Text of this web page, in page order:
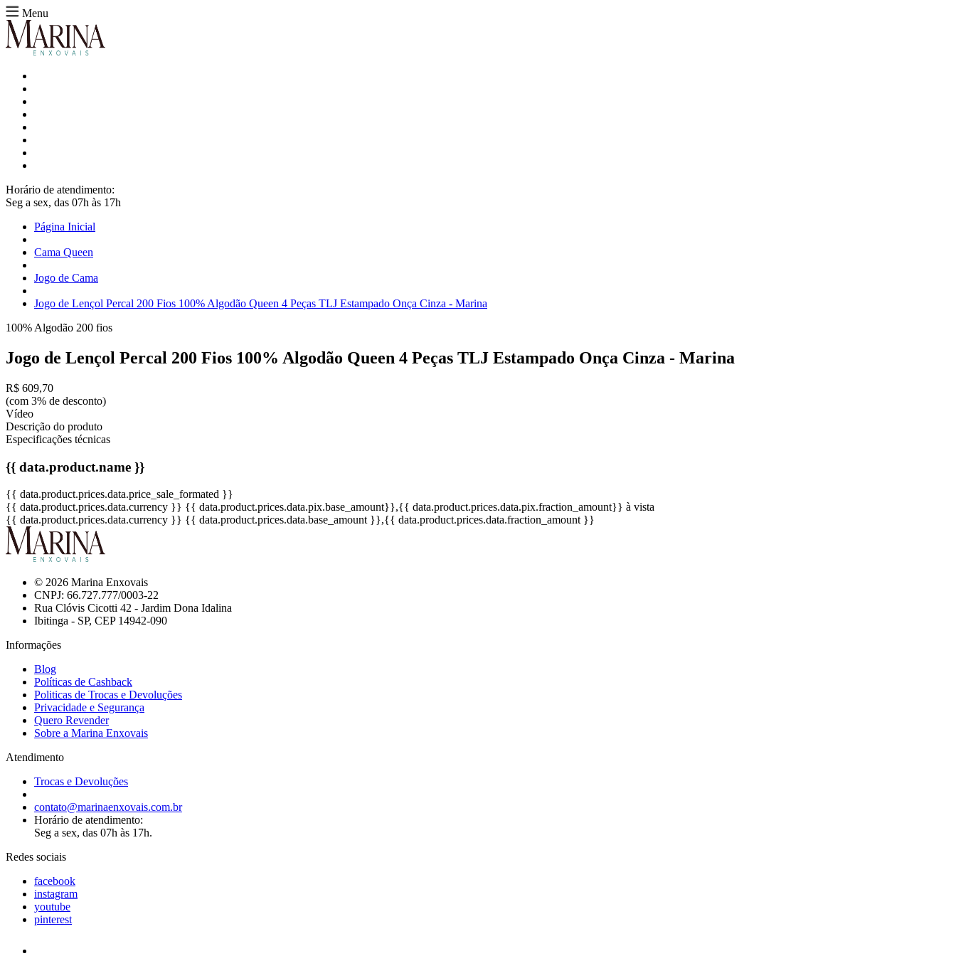
Menu
Horário de atendimento:
Seg a sex, das 07h às 17h
Página Inicial
Cama Queen
Jogo de Cama
Jogo de Lençol Percal 200 Fios 100% Algodão Queen 4 Peças TLJ Estampado Onça Cinza - Marina
100% Algodão 200 fios
Jogo de Lençol Percal 200 Fios 100% Algodão Queen 4 Peças TLJ Estampado Onça Cinza - Marina
R$ 609,70
(com 3% de desconto)
Vídeo
Descrição do produto
Especificações técnicas
{{ data.product.name }}
{{ data.product.prices.data.price_sale_formated }}
{{ data.product.prices.data.currency }} {{ data.product.prices.data.pix.base_amount}},{{ data.product.prices.data.pix.fraction_amount}} à vista
{{ data.product.prices.data.currency }} {{ data.product.prices.data.base_amount }},{{ data.product.prices.data.fraction_amount }}
© 2026 Marina Enxovais
CNPJ: 66.727.777/0003-22
Rua Clóvis Cicotti 42 - Jardim Dona Idalina
Ibitinga - SP, CEP 14942-090
Informações
Blog
Políticas de Cashback
Politicas de Trocas e Devoluções
Privacidade e Segurança
Quero Revender
Sobre a Marina Enxovais
Atendimento
Trocas e Devoluções
contato@marinaenxovais.com.br
Horário de atendimento:
Seg a sex, das 07h às 17h.
Redes sociais
facebook
instagram
youtube
pinterest